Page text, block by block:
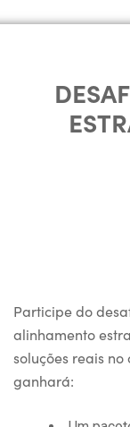
Participe do
alinhamento
soluções reais
ganhará: